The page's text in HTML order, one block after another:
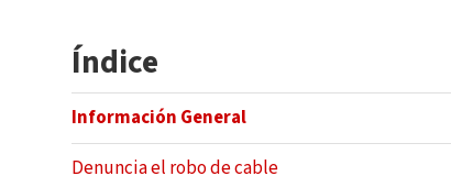
Índice
Información General
Denuncia el robo de cable